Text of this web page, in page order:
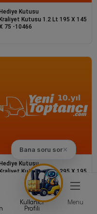
Bana soru sor✕
Kullanıcı
Profili
Menu
Kutusu
Kutusu 1.2 Lt 195 X 145
75 -10466
Kutusu
Kutusu 5.7 Lt 295 X 195
X 148 -10468